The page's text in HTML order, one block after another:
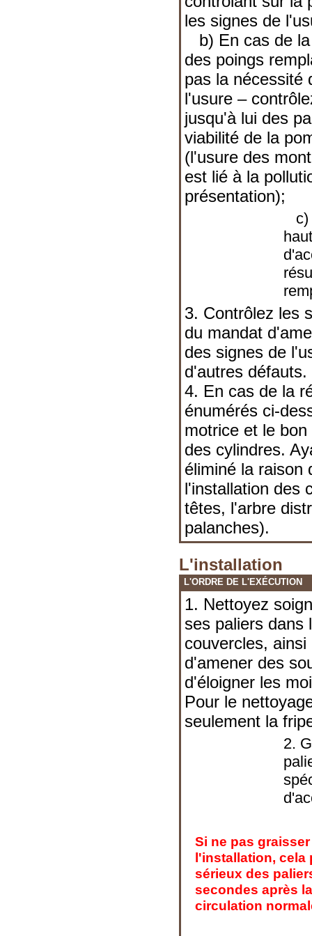
les signes de
b) En cas de la
des poings
pas la nécessité
l'usure –
jusqu'à lui des
viabilité de la
(l'usure des
est lié à la
présentation);
c)
3. Contrôlez les
du mandat
des signes de
d'autres défauts.
4. En cas de la
énumérés ci-
motrice et le
des cylindres.
éliminé la raison
l'installation des
têtes, l'arbre
palanches).
L'installation
L'ORDRE DE L'EXÉCUTION
1. Nettoyez
ses paliers dans
couvercles,
d'amener des
d'éloigner les
Pour le
seulement la
2.
Si ne pas
l'installation, cela
sérieux des
secondes après
circulation